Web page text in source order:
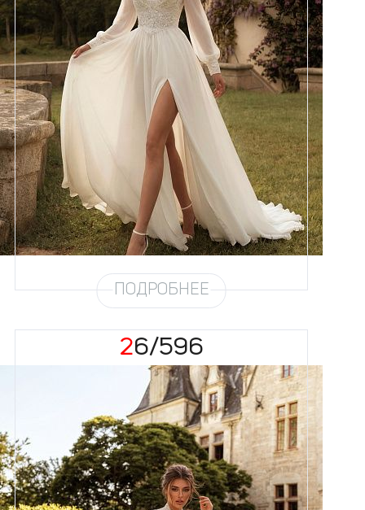
Размеры
42, 44, 46, 48
Цвет
Айвори
Силуэт
А-силуэт
Кружево
Бисер, Пайетка
Юбка
Шифон (3,5 метра) + разрез
Шлейф
Возможен
ПОДРОБНЕЕ
26/596